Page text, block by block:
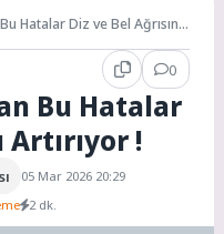
Hatalar Diz ve Bel Ağrısını
0
Bu Hatalar
Artırıyor !
05 Mar 2026 20:29
2 dk.